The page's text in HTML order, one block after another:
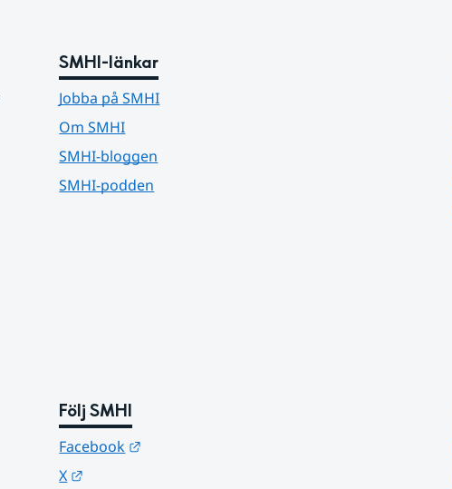
SMHI-länkar
Jobba på SMHI
Om SMHI
SMHI-bloggen
SMHI-podden
Följ SMHI
Facebook
X